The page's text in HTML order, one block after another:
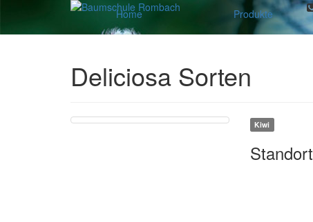
Home Produkte
Deliciosa Sorten
Kiwi
Standort